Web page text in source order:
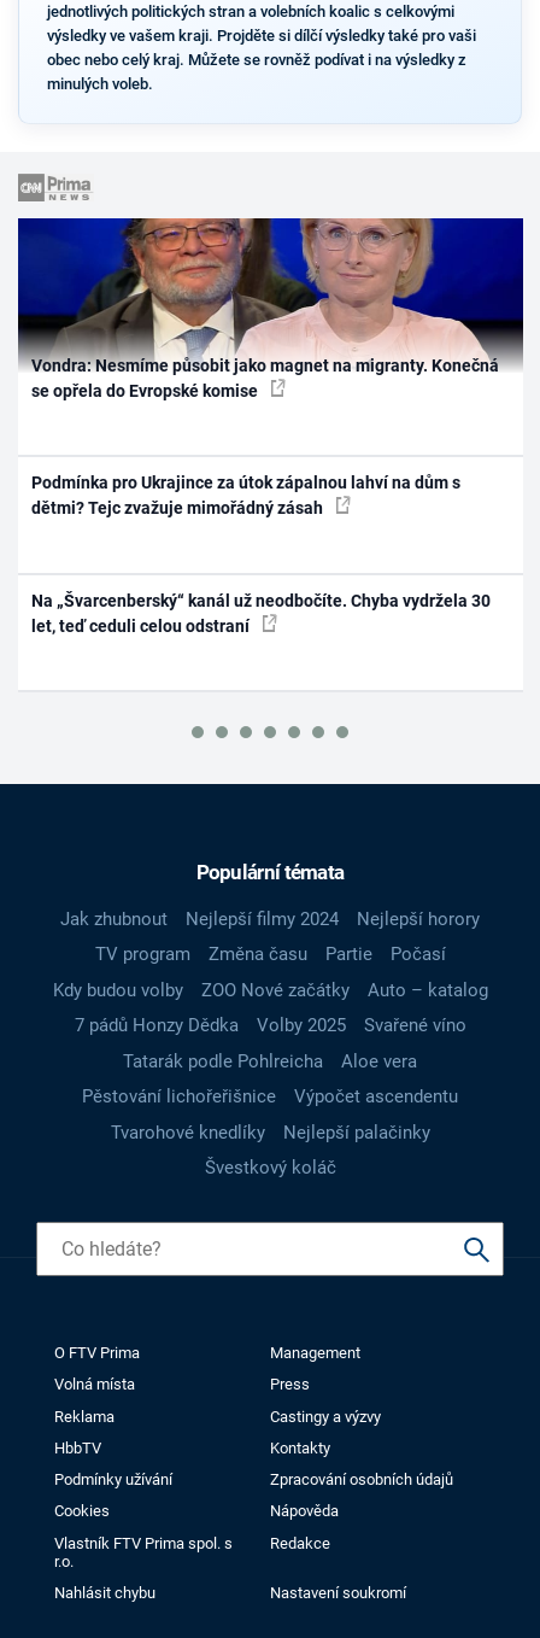
jednotlivých politických stran a volebních koalic s celkovými
výsledky ve vašem kraji. Projděte si dílčí výsledky také pro vaši
obec nebo celý kraj. Můžete se rovněž podívat i na výsledky z
minulých voleb.
Vondra: Nesmíme působit jako magnet na migranty. Konečná
se opřela do Evropské komise
Podmínka pro Ukrajince za útok zápalnou lahví na dům s
dětmi? Tejc zvažuje mimořádný zásah
Na „Švarcenberský“ kanál už neodbočíte. Chyba vydržela 30
let, teď ceduli celou odstraní
Populární témata
Jak zhubnout Nejlepší filmy 2024
Nejlepší horory
TV program
Změna času Partie
Počasí
Kdy budou volby
ZOO Nové začátky
Auto – katalog
7 pádů Honzy Dědka
Volby 2025
Svařené víno
Tatarák podle Pohlreicha
Aloe vera
Pěstování lichořeřišnice
Výpočet ascendentu
Tvarohové knedlíky
Nejlepší palačinky
Švestkový koláč
O FTV Prima
Management
Volná místa
Press
Reklama
Castingy a výzvy
HbbTV
Kontakty
Podmínky užívání
Zpracování osobních údajů
Cookies
Nápověda
Vlastník FTV Prima spol. s
r.o.
Redakce
Nahlásit chybu Nastavení soukromí